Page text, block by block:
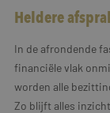
Heldere
In de afrondende
financiële vlak
worden alle
Zo blijft alles